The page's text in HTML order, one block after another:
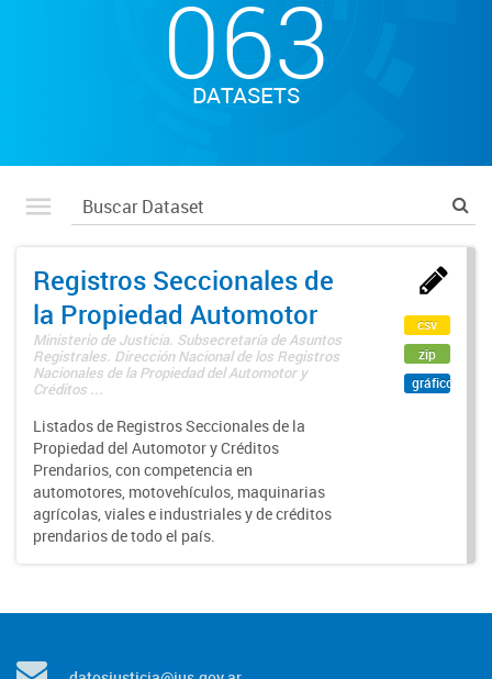
063
DATASETS
Registros Seccionales de
la Propiedad Automotor
Ministerio de Justicia. Subsecretaría de Asuntos
Registrales. Dirección Nacional de los Registros
Nacionales de la Propiedad del Automotor y
Créditos ...
Listados de Registros Seccionales de la
Propiedad del Automotor y Créditos
Prendarios, con competencia en
automotores, motovehículos, maquinarias
agrícolas, viales e industriales y de créditos
prendarios de todo el país.
csv
zip
gráfico